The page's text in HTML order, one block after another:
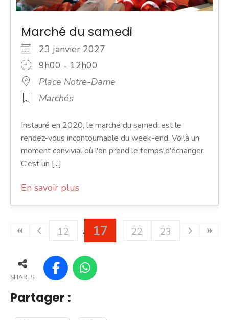
Marché du samedi
23 janvier 2027
9h00 - 12h00
Place Notre-Dame
Marchés
Instauré en 2020, le marché du samedi est le
rendez-vous incontournable du week-end. Voilà un
moment convivial où l'on prend le temps d'échanger.
C'est un [...]
En savoir plus
12 17 22 23
SHARES
Partager :